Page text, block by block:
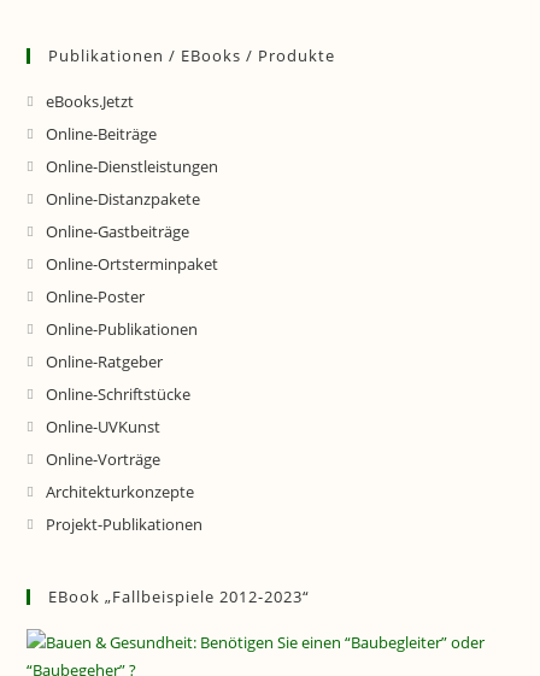
Publikationen / EBooks / Produkte
eBooks.Jetzt
Online-Beiträge
Online-Dienstleistungen
Online-Distanzpakete
Online-Gastbeiträge
Online-Ortsterminpaket
Online-Poster
Online-Publikationen
Online-Ratgeber
Online-Schriftstücke
Online-UVKunst
Online-Vorträge
Architekturkonzepte
Projekt-Publikationen
EBook „Fallbeispiele 2012-2023“